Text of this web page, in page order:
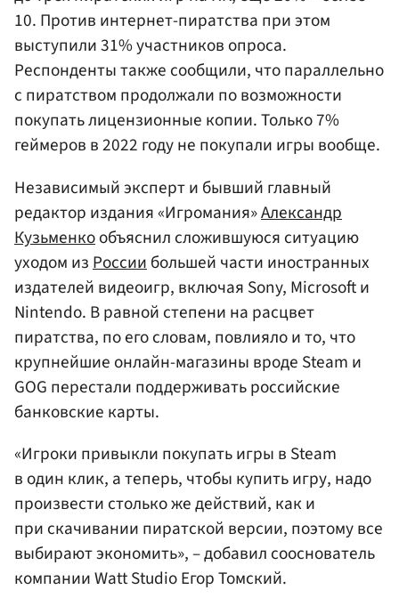
10. Против интернет-пиратства при этом
выступили 31% участников опроса.
Респонденты также сообщили, что параллельно
с пиратством продолжали по возможности
покупать лицензионные копии. Только 7%
геймеров в 2022 году не покупали игры вообще.
Независимый эксперт и бывший главный
редактор издания «Игромания»Александр
Кузьменкообъяснил сложившуюся ситуацию
уходом из России большей части иностранных
издателей видеоигр, включая Sony, Microsoft и
Nintendo. В равной степени на расцвет
пиратства, по его словам, повлияло и то, что
крупнейшие онлайн-магазины вроде Steam и
GOG перестали поддерживать российские
банковские карты.
«Игроки привыкли покупать игры в Steam
в один клик, а теперь, чтобы купить игру, надо
произвести столько же действий, как и
при скачивании пиратской версии, поэтому все
выбирают экономить», – добавил сооснователь
компании Watt Studio Егор Томский.